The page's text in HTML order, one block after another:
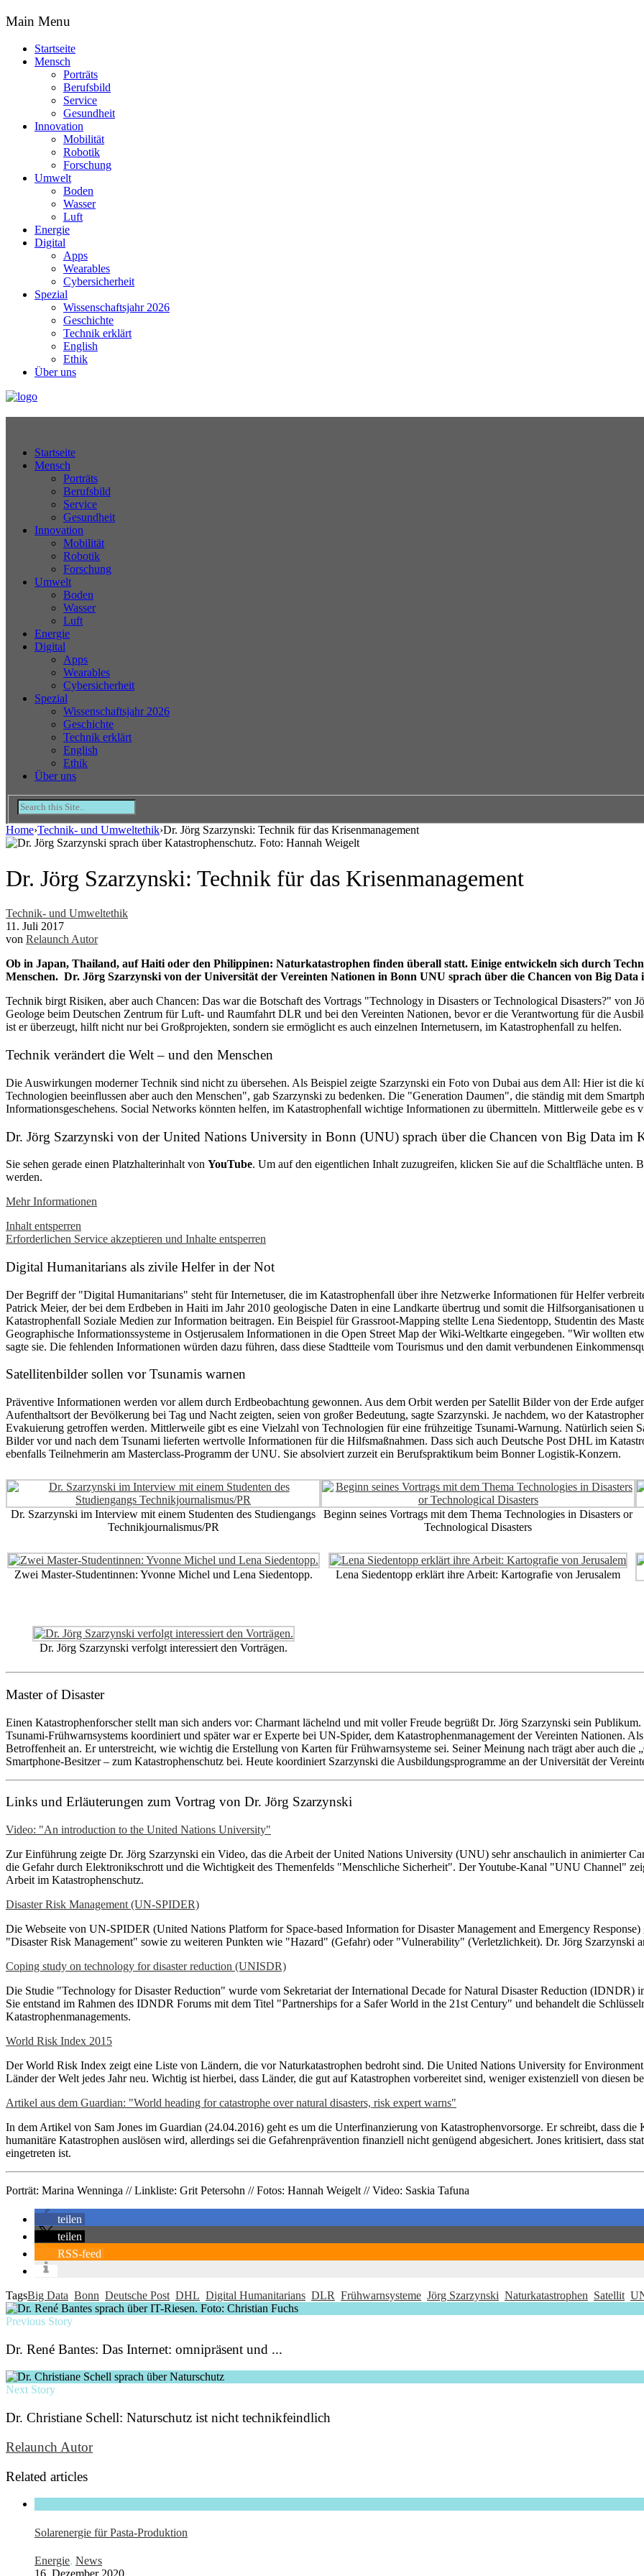
Main Menu
Startseite
Mensch
Porträts
Berufsbild
Service
Gesundheit
Innovation
Mobilität
Robotik
Forschung
Umwelt
Boden
Wasser
Luft
Energie
Digital
Apps
Wearables
Cybersicherheit
Spezial
Wissenschaftsjahr 2026
Geschichte
Technik erklärt
English
Ethik
Über uns
Startseite
Mensch
Porträts
Berufsbild
Service
Gesundheit
Innovation
Mobilität
Robotik
Forschung
Umwelt
Boden
Wasser
Luft
Energie
Digital
Apps
Wearables
Cybersicherheit
Spezial
Wissenschaftsjahr 2026
Geschichte
Technik erklärt
English
Ethik
Über uns
Home›Technik- und Umweltethik›Dr. Jörg Szarzynski: Technik für das Krisenmanagement
Dr. Jörg Szarzynski: Technik für das Krisenmanagement
Technik- und Umweltethik
11. Juli 2017
von Relaunch Autor
Ob in Japan, Thailand, auf Haiti oder den Philippinen: Naturkatastrophen finden überall statt. Einige entwickeln sich durch
Menschen. Dr. Jörg Szarzynski von der Universität der Vereinten Nationen in Bonn UNU sprach über die Chancen von Big
Technik birgt Risiken, aber auch Chancen: Das war die Botschaft des Vortrags "Technology in Disasters or Technological Disasters?" von
Geologe beim Deutschen Zentrum für Luft- und Raumfahrt DLR und bei den Vereinten Nationen, bevor er die Verantwortung für die
ist er überzeugt, hilft nicht nur bei Großprojekten, sondern sie ermöglicht es auch einzelnen Internetusern, im Katastrophenfall zu helfen.
Technik verändert die Welt – und den Menschen
Die Auswirkungen moderner Technik sind nicht zu übersehen. Als Beispiel zeigte Szarzynski ein Foto von Dubai aus dem All: Hier ist die
Technologien beeinflussen aber auch den Menschen", gab Szarzynski zu bedenken. Die "Generation Daumen", die ständig mit dem
Informationsgeschehens. Social Networks könnten helfen, im Katastrophenfall wichtige Informationen zu übermitteln. Mittlerweile gebe
Dr. Jörg Szarzynski von der United Nations University in Bonn (UNU) sprach über die Chancen von Big Data im
Sie sehen gerade einen Platzhalterinhalt von YouTube. Um auf den eigentlichen Inhalt zuzugreifen, klicken Sie auf die Schaltfläche unten.
werden.
Mehr Informationen
Inhalt entsperren
Erforderlichen Service akzeptieren und Inhalte entsperren
Digital Humanitarians als zivile Helfer in der Not
Der Begriff der "Digital Humanitarians" steht für Internetuser, die im Katastrophenfall über ihre Netzwerke Informationen für Helfer
Patrick Meier, der bei dem Erdbeben in Haiti im Jahr 2010 geologische Daten in eine Landkarte übertrug und somit die
Katastrophenfall Soziale Medien zur Information beitragen. Ein Beispiel für Grassroot-Mapping stellte Lena Siedentopp, Studentin des
Geographische Informationssysteme in Ostjerusalem Informationen in die Open Street Map der Wiki-Weltkarte eingegeben. "Wir wollten
sagte sie. Die fehlenden Informationen würden dazu führen, dass diese Stadtteile vom Tourismus und den damit verbundenen
Satellitenbilder sollen vor Tsunamis warnen
Präventive Informationen werden vor allem durch Erdbeobachtung gewonnen. Aus dem Orbit werden per Satellit Bilder von der Erde
Aufenthaltsort der Bevölkerung bei Tag und Nacht zeigten, seien von großer Bedeutung, sagte Szarzynski. Je nachdem, wo der
Evakuierung getroffen werden. Mittlerweile gibt es eine Vielzahl von Technologien für eine frühzeitige Tsunami-Warnung. Natürlich seien
Bilder vor und nach dem Tsunami lieferten wertvolle Informationen für die Hilfsmaßnahmen. Dass sich auch Deutsche Post DHL im
ebenfalls Teilnehmerin am Masterclass-Programm der UNU. Sie absolviert zurzeit ein Berufspraktikum beim Bonner Logistik-Konzern.
Dr. Szarzynski im Interview mit einem Studenten des Studiengangs
Technikjournalismus/PR
Beginn seines Vortrags mit dem Thema Technologies in Disasters or
Technological Disasters
Zwei Master-Studentinnen: Yvonne Michel und Lena Siedentopp.
Lena Siedentopp erklärt ihre Arbeit: Kartografie von Jerusalem
Dr. Jörg Szarzynski verfolgt interessiert den Vorträgen.
Master of Disaster
Einen Katastrophenforscher stellt man sich anders vor: Charmant lächelnd und mit voller Freude begrüßt Dr. Jörg Szarzynski sein
Tsunami-Frühwarnsystems koordiniert und später war er Experte bei UN-Spider, dem Katastrophenmanagement der Vereinten Nationen.
Betroffenheit an. Er unterstreicht, wie wichtig die Erstellung von Karten für Frühwarnsysteme sei. Seiner Meinung nach trägt aber auch die
Smartphone-Besitzer – zum Katastrophenschutz bei. Heute koordiniert Szarzynski die Ausbildungsprogramme an der Universität der
Links und Erläuterungen zum Vortrag von Dr. Jörg Szarzynski
Video: "An introduction to the United Nations University"
Zur Einführung zeigte Dr. Jörg Szarzynski ein Video, das die Arbeit der United Nations University (UNU) sehr anschaulich in animierter
die Gefahr durch Elektronikschrott und die Wichtigkeit des Themenfelds "Menschliche Sicherheit". Der Youtube-Kanal "UNU Channel"
Arbeit im Katastrophenschutz.
Disaster Risk Management (UN-SPIDER)
Die Webseite von UN-SPIDER (United Nations Platform for Space-based Information for Disaster Management and Emergency
"Disaster Risk Management" sowie zu weiteren Punkten wie "Hazard" (Gefahr) oder "Vulnerability" (Verletzlichkeit). Dr. Jörg Szarzynski
Coping study on technology for disaster reduction (UNISDR)
Die Studie "Technology for Disaster Reduction" wurde vom Sekretariat der International Decade for Natural Disaster Reduction (IDNDR)
Sie entstand im Rahmen des IDNDR Forums mit dem Titel "Partnerships for a Safer World in the 21st Century" und behandelt die
Katastrophenmanagements.
World Risk Index 2015
Der World Risk Index zeigt eine Liste von Ländern, die vor Naturkatastrophen bedroht sind. Die United Nations University for
Länder der Welt jedes Jahr neu. Wichtig ist hierbei, dass Länder, die gut auf Katastrophen vorbereitet sind, weniger existenziell von diesen
Artikel aus dem Guardian: "World heading for catastrophe over natural disasters, risk expert warns"
In dem Artikel von Sam Jones im Guardian (24.04.2016) geht es um die Unterfinanzierung von Katastrophenvorsorge. Er schreibt, dass
humanitäre Katastrophen auslösen wird, allerdings sei die Gefahrenprävention finanziell nicht genügend abgesichert. Jones kritisiert, dass
eingetreten ist.
Porträt: Marina Wenninga // Linkliste: Grit Petersohn // Fotos: Hannah Weigelt // Video: Saskia Tafuna
teilen
teilen
RSS-feed
TagsBig Data Bonn Deutsche Post DHL Digital Humanitarians DLR Frühwarnsysteme Jörg Szarzynski Naturkatastrophen Satellit
Previous Story
Dr. René Bantes: Das Internet: omnipräsent und ...
Next Story
Dr. Christiane Schell: Naturschutz ist nicht technikfeindlich
Relaunch Autor
Related articles
Solarenergie für Pasta-Produktion
Energie, News
16. Dezember 2020